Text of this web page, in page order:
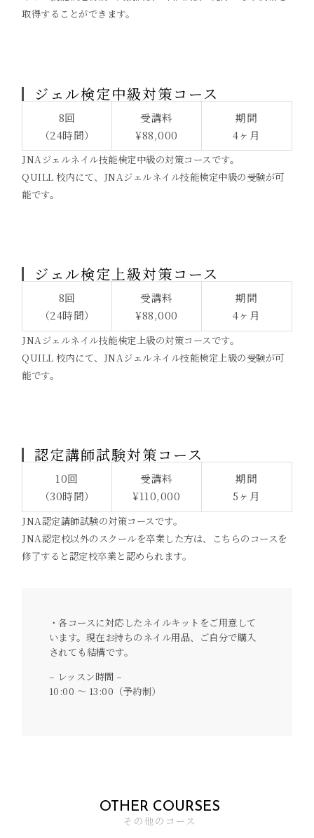
取得することができます。
ジェル検定中級対策コース
8回
（24時間）
受講料
¥88,000
期間
4ヶ月
JNAジェルネイル技能検定中級の対策コースです。
QUILL 校内にて、JNAジェルネイル技能検定中級の受験が可
能です。
ジェル検定上級対策コース
8回
（24時間）
受講料
¥88,000
期間
4ヶ月
JNAジェルネイル技能検定上級の対策コースです。
QUILL 校内にて、JNAジェルネイル技能検定上級の受験が可
能です。
認定講師試験対策コース
10回
（30時間）
受講料
¥110,000
期間
5ヶ月
JNA認定講師試験の対策コースです。
JNA認定校以外のスクールを卒業した方は、こちらのコースを
修了すると認定校卒業と認められます。
・各コースに対応したネイルキットをご用意して
います。現在お持ちのネイル用品、ご自分で購入
されても結構です。
– レッスン時間 –
10:00 〜 13:00（予約制）
OTHER COURSES
その他のコース